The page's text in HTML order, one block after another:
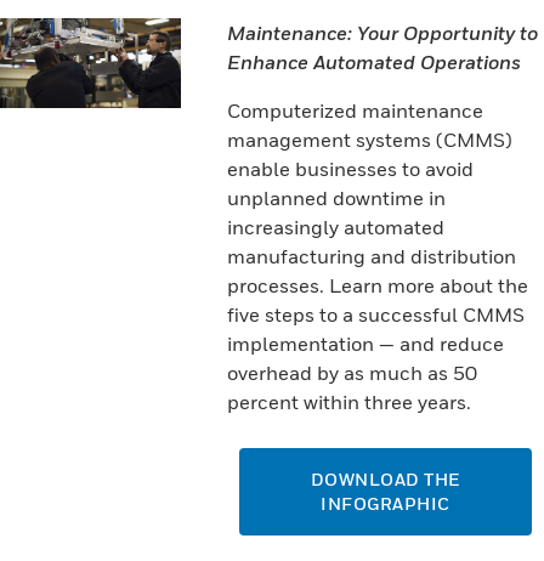
Maintenance: Your Opportunity to
Enhance Automated Operations
Computerized maintenance
management systems (CMMS)
enable businesses to avoid
unplanned downtime in
increasingly automated
manufacturing and distribution
processes. Learn more about the
five steps to a successful CMMS
implementation — and reduce
overhead by as much as 50
percent within three years.
DOWNLOAD THE
INFOGRAPHIC